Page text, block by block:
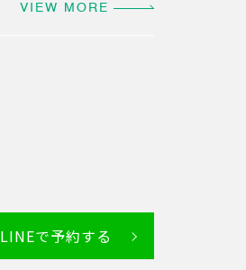
VIEW MORE
LINEで予約する